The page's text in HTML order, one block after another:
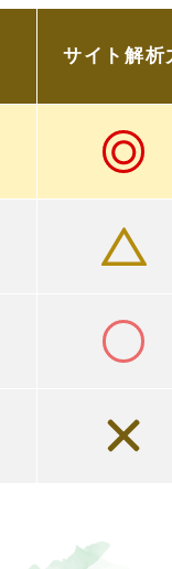
サイト解析